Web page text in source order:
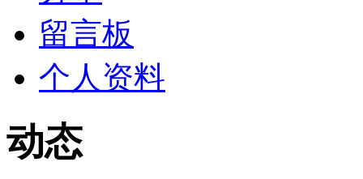
留言板
个人资料
动态